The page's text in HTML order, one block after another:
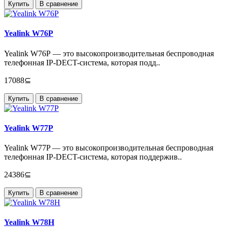
Купить В сравнение
Yealink W76P
Yealink W76P — это высокопроизводительная беспроводная
телефонная IP-DECT-система, которая подд..
17088⊆
Купить В сравнение
Yealink W77P
Yealink W77P — это высокопроизводительная беспроводная
телефонная IP-DECT-система, которая поддержив..
24386⊆
Купить В сравнение
Yealink W78H